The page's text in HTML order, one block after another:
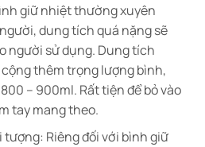
giữ nhiệt thường xuyên
dung tích quá nặng sẽ
người sử dụng. Dung tích
cộng thêm trọng lượng bình,
– 900ml. Rất tiện để bỏ vào
tay mang theo.
Riêng đối với bình giữ